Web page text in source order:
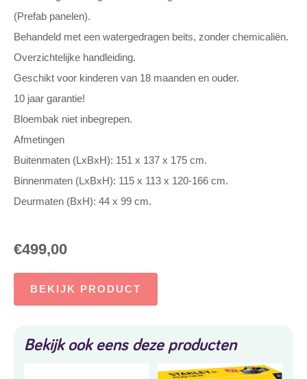
(Prefab panelen).
Behandeld met een watergedragen beits, zonder chemicaliën.
Overzichtelijke handleiding.
Geschikt voor kinderen van 18 maanden en ouder.
10 jaar garantie!
Bloembak niet inbegrepen.
Afmetingen
Buitenmaten (LxBxH): 151 x 137 x 175 cm.
Binnenmaten (LxBxH): 115 x 113 x 120-166 cm.
Deurmaten (BxH): 44 x 99 cm.
€499,00
BEKIJK PRODUCT
Bekijk ook eens deze producten